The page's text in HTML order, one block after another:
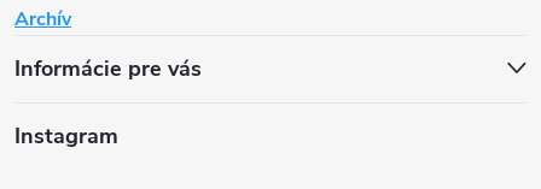
Archív
Informácie pre vás
Instagram